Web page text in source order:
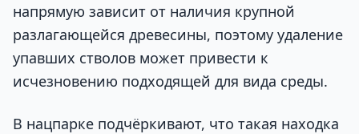
напрямую зависит от наличия крупной
разлагающейся древесины, поэтому удаление
упавших стволов может привести к
исчезновению подходящей для вида среды.
В нацпарке подчёркивают, что такая находка